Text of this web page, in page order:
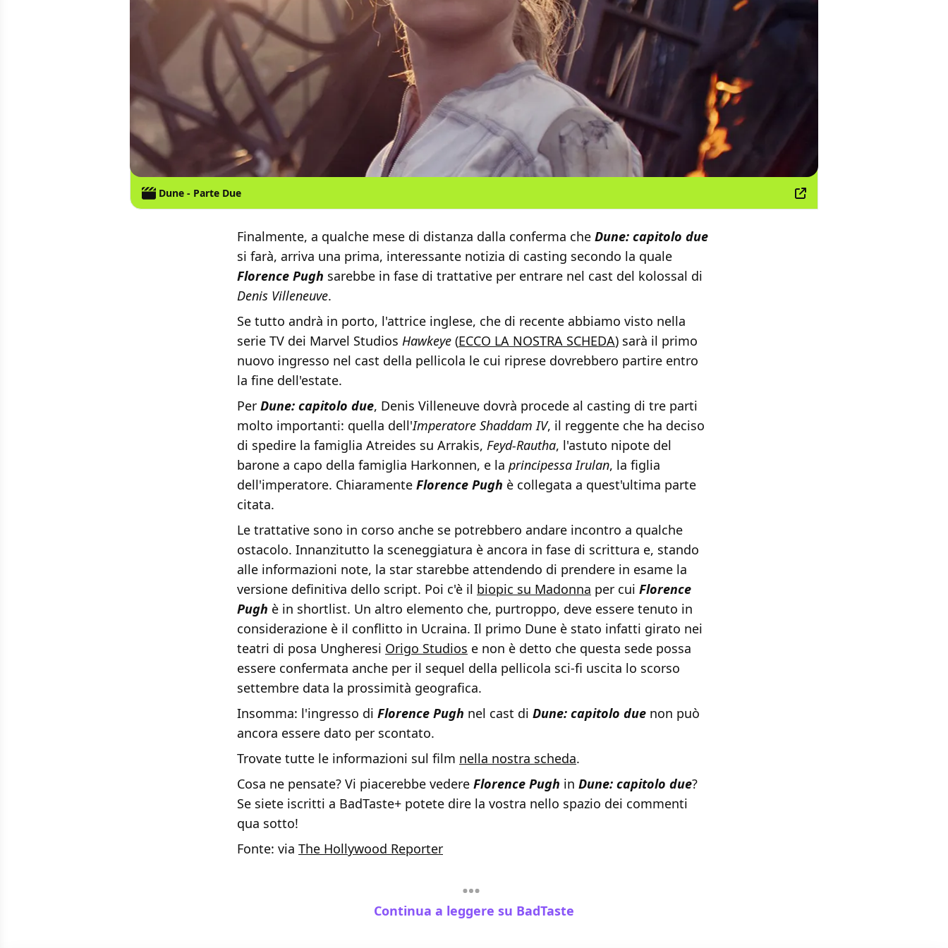
Dune - Parte Due
Finalmente, a qualche mese di distanza dalla conferma che Dune: capitolo due
si farà, arriva una prima, interessante notizia di casting secondo la quale
Florence Pugh sarebbe in fase di trattative per entrare nel cast del kolossal di
Denis Villeneuve.
Se tutto andrà in porto, l'attrice inglese, che di recente abbiamo visto nella
serie TV dei Marvel Studios Hawkeye (ECCO LA NOSTRA SCHEDA) sarà il primo
nuovo ingresso nel cast della pellicola le cui riprese dovrebbero partire entro
la fine dell'estate.
Per Dune: capitolo due, Denis Villeneuve dovrà procede al casting di tre parti
molto importanti: quella dell'Imperatore Shaddam IV, il reggente che ha deciso
di spedire la famiglia Atreides su Arrakis, Feyd-Rautha, l'astuto nipote del
barone a capo della famiglia Harkonnen, e la principessa Irulan, la figlia
dell'imperatore. Chiaramente Florence Pugh è collegata a quest'ultima parte
citata.
Le trattative sono in corso anche se potrebbero andare incontro a qualche
ostacolo. Innanzitutto la sceneggiatura è ancora in fase di scrittura e, stando
alle informazioni note, la star starebbe attendendo di prendere in esame la
versione definitiva dello script. Poi c'è il biopic su Madonna per cui Florence
Pugh è in shortlist. Un altro elemento che, purtroppo, deve essere tenuto in
considerazione è il conflitto in Ucraina. Il primo Dune è stato infatti girato nei
teatri di posa Ungheresi Origo Studios e non è detto che questa sede possa
essere confermata anche per il sequel della pellicola sci-fi uscita lo scorso
settembre data la prossimità geografica.
Insomma: l'ingresso di Florence Pugh nel cast di Dune: capitolo due non può
ancora essere dato per scontato.
Trovate tutte le informazioni sul film nella nostra scheda.
Cosa ne pensate? Vi piacerebbe vedere Florence Pugh in Dune: capitolo due?
Se siete iscritti a BadTaste+ potete dire la vostra nello spazio dei commenti
qua sotto!
Fonte: via The Hollywood Reporter
Continua a leggere su BadTaste